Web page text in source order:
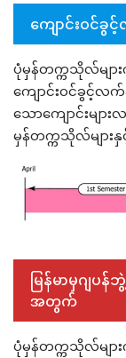
ကျောင်းဝင်ခွ
ပုံမှန်တက္ကသိုလ်မျ
ကျောင်းဝင်ခွင့်လ
သောကျောင်းမျ
မှန်တက္ကသိုလ်များ
မြန်မာမှဂျပ
အတွက်
ပုံမှန်တက္ကသိုလ်မျာ